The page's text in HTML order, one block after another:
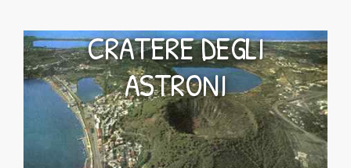
CRATERE DEGLI
ASTRONI